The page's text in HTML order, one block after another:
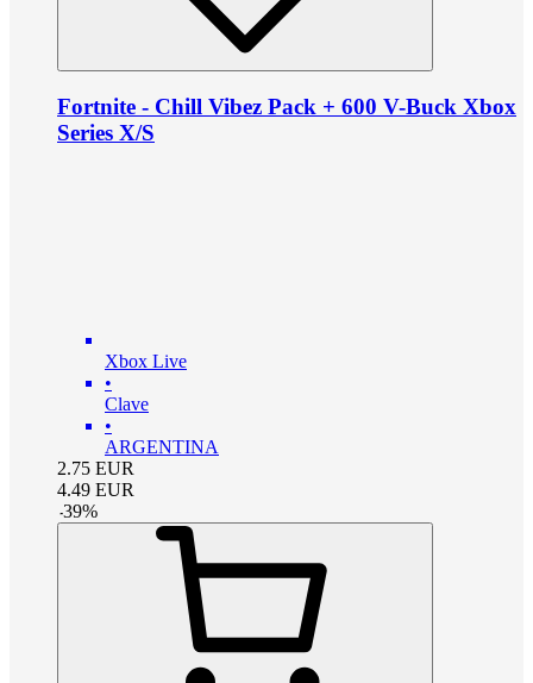
Fortnite - Chill Vibez Pack + 600 V-Buck Xbox
Series X/S
Xbox Live
•
Clave
•
ARGENTINA
2.75 EUR
4.49 EUR
-39%